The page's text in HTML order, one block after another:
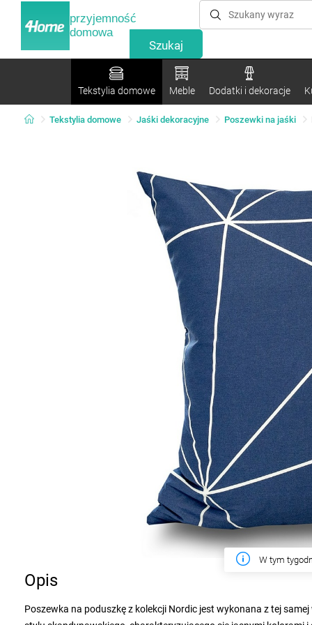
przyjemność
domowa
Tekstylia domowe Meble Dodatki i dekoracje
Tekstylia domowe Jaśki dekoracyjne Poszewki na jaśki
W tym
Opis
Poszewka na poduszkę z kolekcji Nordic jest wykonana z tej